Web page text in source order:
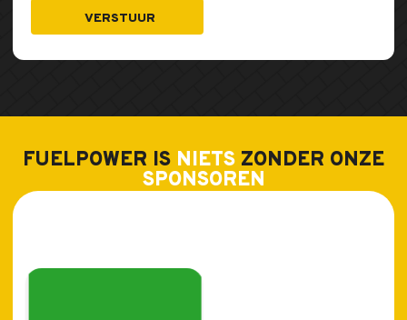
VERSTUUR
FUELPOWER IS NIETS ZONDER ONZE
SPONSOREN